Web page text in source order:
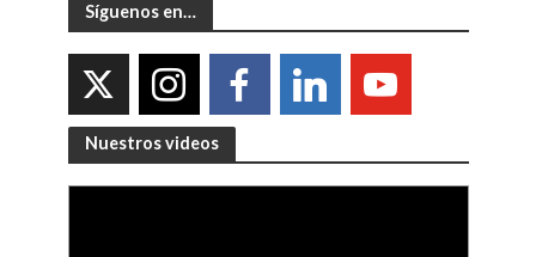
Síguenos en…
Nuestros videos